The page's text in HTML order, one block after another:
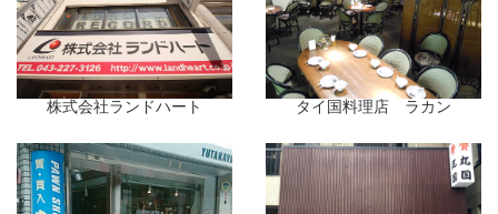
株式会社ランドハート タイ国料理店 ラカン